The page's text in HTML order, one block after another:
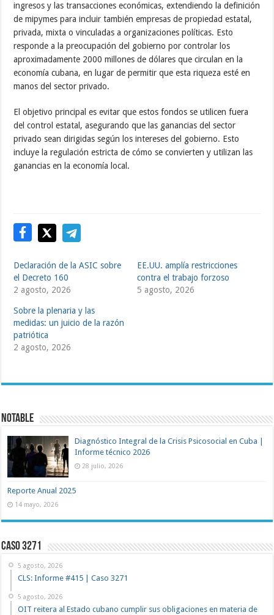
ingresos y las transacciones económicas, extendiendo la definición
de mipymes para incluir también empresas de propiedad estatal,
privada, mixta o vinculadas a organizaciones políticas. Esto
responde a la preocupación del gobierno por controlar los
aproximadamente 2000 millones de dólares que circulan en la
economía cubana, en lugar de permitir que esta riqueza esté en
manos del sector privado.
El objetivo principal es evitar que estos fondos se utilicen fuera
del control estatal, asegurando que las ganancias del sector
privado sean dirigidas según los intereses del gobierno. Esto
incluye la regulación estricta de cómo se convierten y utilizan las
ganancias en la economía local.
Declaración de la ASIC sobre
el Decreto 160
2 agosto, 2026
EE.UU. amplía restricciones
contra el trabajo forzoso
5 agosto, 2026
Sobre la plenaria y las
medidas: un juicio de la razón
patriótica
2 agosto, 2026
NOTABLE
Diagnóstico Integral de la Crisis Psicosocial en Cuba |
Informe técnico 2026
28 julio, 2026
Reporte Anual 2025
14 mayo, 2026
Caso 3271
5 agosto, 2026
CLS: Informe #415 | Caso 3271
5 agosto, 2026
OIT reitera al Estado cubano cumplir sus obligaciones en materia de